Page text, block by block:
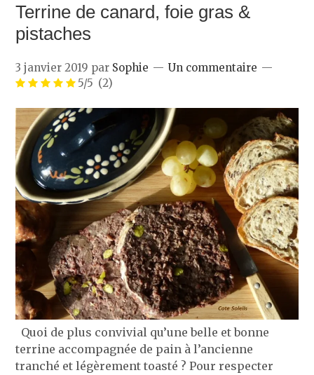
Terrine de canard, foie gras &
pistaches
3 janvier 2019 par Sophie
Un commentaire
5/5 (2)
Quoi de plus convivial qu’une belle et bonne
terrine accompagnée de pain à l’ancienne
tranché et légèrement toasté ? Pour respecter